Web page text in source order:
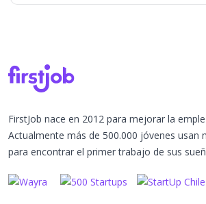
FirstJob nace en 2012 para mejorar la
Actualmente más de 500.000 jóvenes usan
para encontrar el primer trabajo de sus